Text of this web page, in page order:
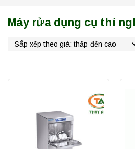
Máy rửa dụng cụ thí